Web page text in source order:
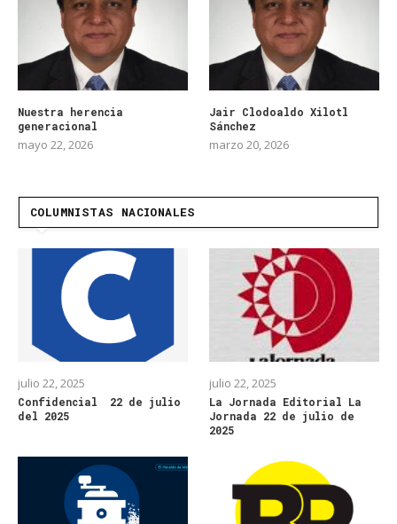
Nuestra herencia
generacional
mayo 22, 2026
Jair Clodoaldo Xilotl
Sánchez
marzo 20, 2026
COLUMNISTAS NACIONALES
julio 22, 2025
Confidencial 22 de julio
del 2025
julio 22, 2025
La Jornada Editorial La
Jornada 22 de julio de
2025